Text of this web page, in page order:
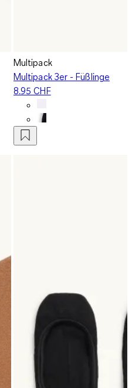
Multipack
Multipack 3er - Füßlinge
8.95 CHF